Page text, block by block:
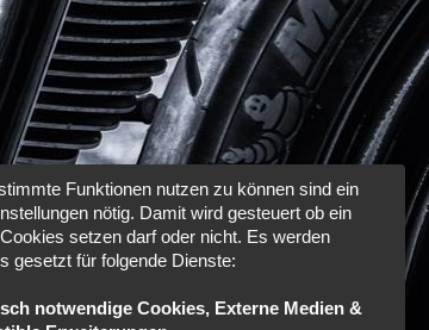
Funktionen nutzen zu können sind ein
nötig. Damit wird gesteuert ob ein
setzen darf oder nicht. Es werden
gesetzt für folgende Dienste:
notwendige Cookies, Externe Medien &